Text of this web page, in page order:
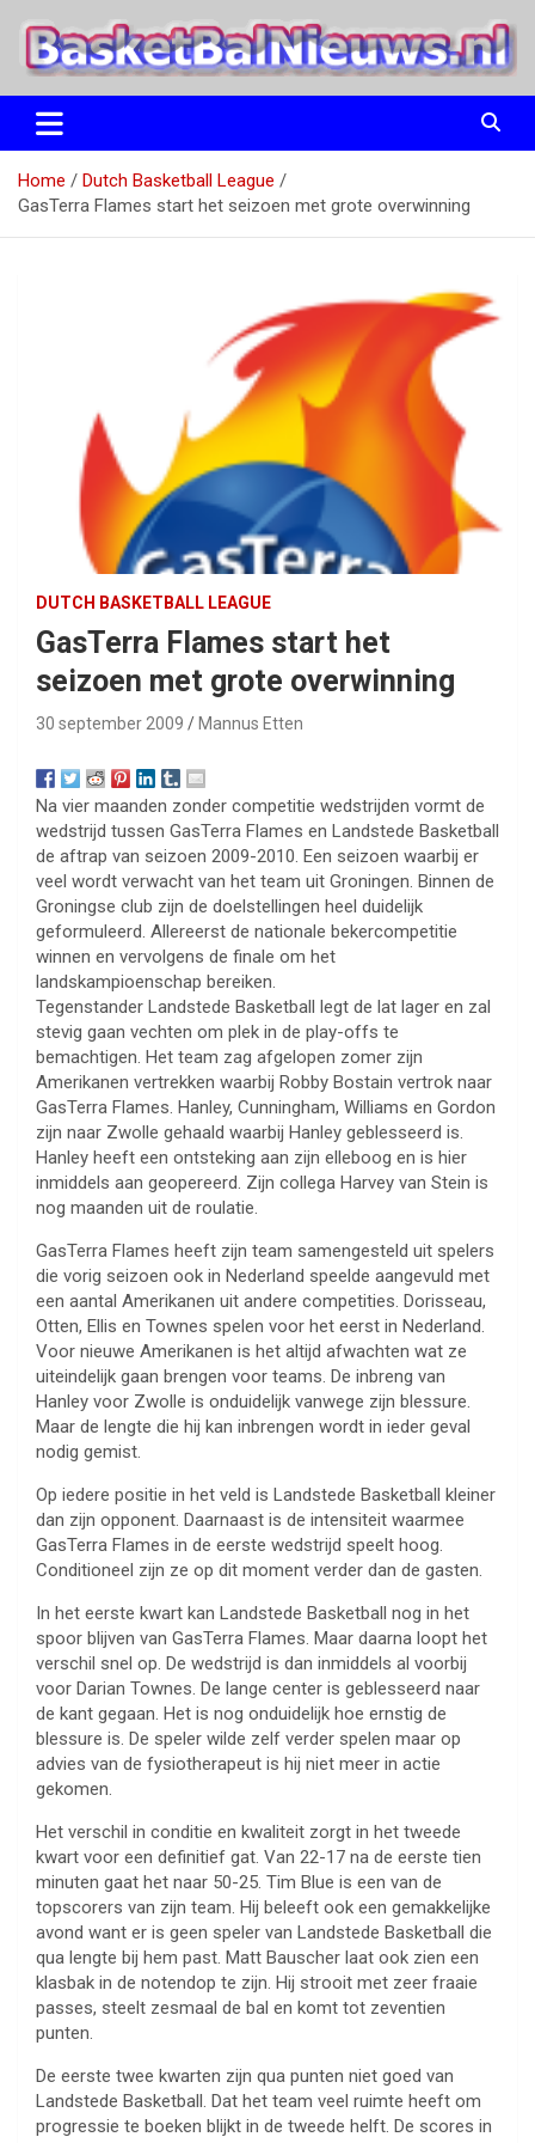
naar
BasketBalNieuws.nl
Etten
Home
Dutch Basketball League
GasTerra Flames start het seizoen met grote overwinning
DUTCH BASKETBALL LEAGUE
GasTerra Flames start het
seizoen met grote overwinning
30 september 2009 Mannus Etten
Na vier maanden zonder competitie wedstrijden vormt de
wedstrijd tussen GasTerra Flames en Landstede Basketball
de aftrap van seizoen 2009-2010. Een seizoen waarbij er
veel wordt verwacht van het team uit Groningen. Binnen de
Groningse club zijn de doelstellingen heel duidelijk
geformuleerd. Allereerst de nationale bekercompetitie
winnen en vervolgens de finale om het
landskampioenschap bereiken.
Tegenstander Landstede Basketball legt de lat lager en zal
stevig gaan vechten om plek in de play-offs te
bemachtigen. Het team zag afgelopen zomer zijn
Amerikanen vertrekken waarbij Robby Bostain vertrok naar
GasTerra Flames. Hanley, Cunningham, Williams en Gordon
zijn naar Zwolle gehaald waarbij Hanley geblesseerd is.
Hanley heeft een ontsteking aan zijn elleboog en is hier
inmiddels aan geopereerd. Zijn collega Harvey van Stein is
nog maanden uit de roulatie.
GasTerra Flames heeft zijn team samengesteld uit spelers
die vorig seizoen ook in Nederland speelde aangevuld met
een aantal Amerikanen uit andere competities. Dorisseau,
Otten, Ellis en Townes spelen voor het eerst in Nederland.
Voor nieuwe Amerikanen is het altijd afwachten wat ze
uiteindelijk gaan brengen voor teams. De inbreng van
Hanley voor Zwolle is onduidelijk vanwege zijn blessure.
Maar de lengte die hij kan inbrengen wordt in ieder geval
nodig gemist.
Op iedere positie in het veld is Landstede Basketball kleiner
dan zijn opponent. Daarnaast is de intensiteit waarmee
GasTerra Flames in de eerste wedstrijd speelt hoog.
Conditioneel zijn ze op dit moment verder dan de gasten.
In het eerste kwart kan Landstede Basketball nog in het
spoor blijven van GasTerra Flames. Maar daarna loopt het
verschil snel op. De wedstrijd is dan inmiddels al voorbij
voor Darian Townes. De lange center is geblesseerd naar
de kant gegaan. Het is nog onduidelijk hoe ernstig de
blessure is. De speler wilde zelf verder spelen maar op
advies van de fysiotherapeut is hij niet meer in actie
gekomen.
Het verschil in conditie en kwaliteit zorgt in het tweede
kwart voor een definitief gat. Van 22-17 na de eerste tien
minuten gaat het naar 50-25. Tim Blue is een van de
topscorers van zijn team. Hij beleeft ook een gemakkelijke
avond want er is geen speler van Landstede Basketball die
qua lengte bij hem past. Matt Bauscher laat ook zien een
klasbak in de notendop te zijn. Hij strooit met zeer fraaie
passes, steelt zesmaal de bal en komt tot zeventien
punten.
De eerste twee kwarten zijn qua punten niet goed van
Landstede Basketball. Dat het team veel ruimte heeft om
progressie te boeken blijkt in de tweede helft. De scores in